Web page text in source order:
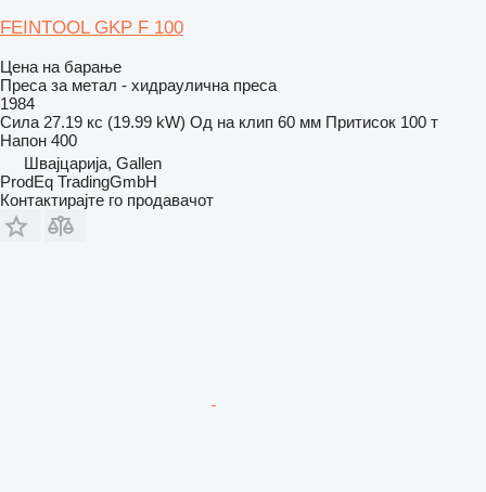
FEINTOOL GKP F 100
Цена на барање
Преса за метал - хидраулична преса
1984
Сила 27.19 кс (19.99 kW) Од на клип 60 мм Притисок 100 т
Напон 400
Швајцарија, Gallen
ProdEq TradingGmbH
Контактирајте го продавачот